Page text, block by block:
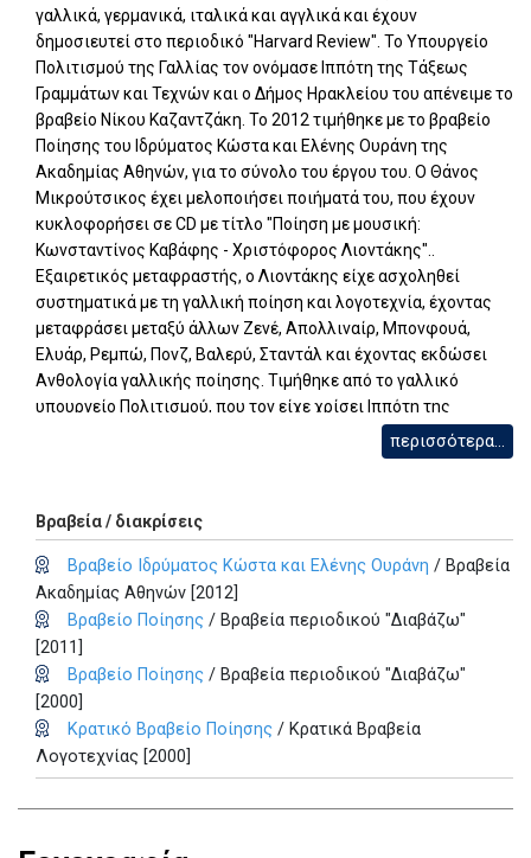
γαλλικά, γερμανικά, ιταλικά και αγγλικά και έχουν
δημοσιευτεί στο περιοδικό "Harvard Review". Το Υπουργείο
Πολιτισμού της Γαλλίας τον ονόμασε Ιππότη της Τάξεως
Γραμμάτων και Τεχνών και ο Δήμος Ηρακλείου του απένειμε το
βραβείο Νίκου Καζαντζάκη. Το 2012 τιμήθηκε με το βραβείο
Ποίησης του Ιδρύματος Κώστα και Ελένης Ουράνη της
Ακαδημίας Αθηνών, για το σύνολο του έργου του. Ο Θάνος
Μικρούτσικος έχει μελοποιήσει ποιήματά του, που έχουν
κυκλοφορήσει σε CD με τίτλο "Ποίηση με μουσική:
Κωνσταντίνος Καβάφης - Χριστόφορος Λιοντάκης"..
Εξαιρετικός μεταφραστής, o Λιοντάκης είχε ασχοληθεί
συστηματικά με τη γαλλική ποίηση και λογοτεχνία, έχοντας
μεταφράσει μεταξύ άλλων Ζενέ, Απολλιναίρ, Μπονφουά,
Ελυάρ, Ρεμπώ, Πονζ, Βαλερύ, Σταντάλ και έχοντας εκδώσει
Ανθολογία γαλλικής ποίησης. Τιμήθηκε από το γαλλικό
υπουργείο Πολιτισμού, που τον είχε χρίσει Ιππότη της
Τάξεως Γραμμάτων και Τεχνών. Έχοντας βραβευθεί για το
ποιητικό του έργο, ο Λιοντάκης ανήκει στη λεγόμενη «Γενιά
μετάφραση και συνεργάστηκε μεταξύ άλλων με τον Βαγγέλη
Θεοδωρόπουλο στο Θέατρο του Νέου Κόσμου. ΠΗΓΗ:
http://www.authors.gr/
περισσότερα...
Βραβεία / διακρίσεις
Βραβείο Ιδρύματος Κώστα και Ελένης Ουράνη / Βραβεία
Ακαδημίας Αθηνών [2012]
Βραβείο Ποίησης / Βραβεία περιοδικού "Διαβάζω"
[2011]
Βραβείο Ποίησης / Βραβεία περιοδικού "Διαβάζω"
[2000]
Κρατικό Βραβείο Ποίησης / Κρατικά Βραβεία
Λογοτεχνίας [2000]